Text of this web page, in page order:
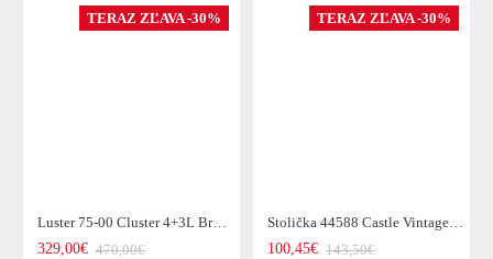
TERAZ ZĽAVA -30%
Luster 75-00 Cluster 4+3L Brown + Jantar Glass
329,00€ 470,00€
TERAZ ZĽAVA -30%
Stolička 44588 Castle Vintage Black
100,45€ 143,50€